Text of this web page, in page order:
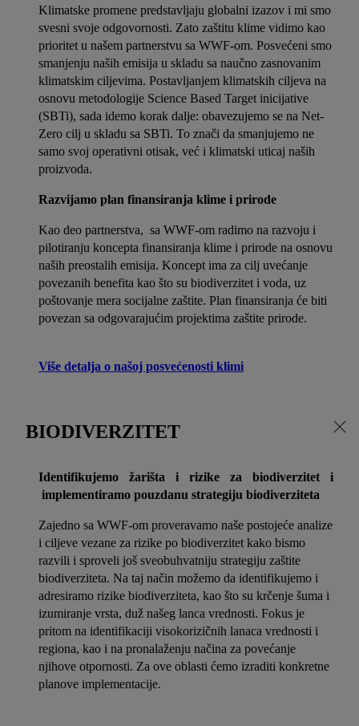
Klimatske promene predstavljaju globalni izazov i mi smo
svesni svoje odgovornosti. Zato zaštitu klime vidimo kao
prioritet u našem partnerstvu sa WWF-om. Posvećeni smo
smanjenju naših emisija u skladu sa naučno zasnovanim
klimatskim ciljevima. Postavljanjem klimatskih ciljeva na
osnovu metodologije Science Based Target inicijative
(SBTi), sada idemo korak dalje: obavezujemo se na Net-
Zero cilj u skladu sa SBTi. To znači da smanjujemo ne
samo svoj operativni otisak, već i klimatski uticaj naših
proizvoda.
Razvijamo plan finansiranja klime i prirode
Kao deo partnerstva, sa WWF-om radimo na razvoju i
pilotiranju koncepta finansiranja klime i prirode na osnovu
naših preostalih emisija. Koncept ima za cilj uvećanje
povezanih benefita kao što su biodiverzitet i voda, uz
poštovanje mera socijalne zaštite. Plan finansiranja će biti
povezan sa odgovarajućim projektima zaštite prirode.
Više detalja o našoj posvećenosti klimi
BIODIVERZITET
Identifikujemo žarišta i rizike za biodiverzitet i
implementiramo pouzdanu strategiju biodiverziteta
Zajedno sa WWF-om proveravamo naše postojeće analize
i ciljeve vezane za rizike po biodiverzitet kako bismo
razvili i sproveli još sveobuhvatniju strategiju zaštite
biodiverziteta. Na taj način možemo da identifikujemo i
adresiramo rizike biodiverziteta, kao što su krčenje šuma i
izumiranje vrsta, duž našeg lanca vrednosti. Fokus je
pritom na identifikaciji visokorizičnih lanaca vrednosti i
regiona, kao i na pronalaženju načina za povećanje
njihove otpornosti. Za ove oblasti ćemo izraditi konkretne
planove implementacije.